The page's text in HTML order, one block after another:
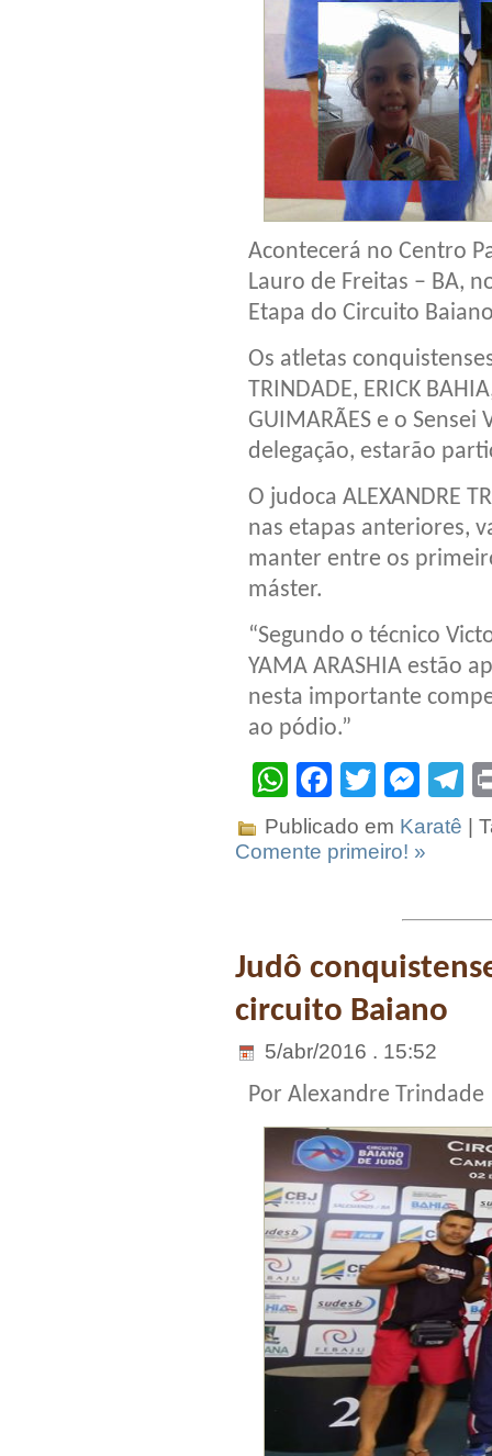
Acontecerá no Centro
Lauro de Freitas – BA,
Etapa do Circuito
Os atletas conquistenses
TRINDADE, ERICK
GUIMARÃES e o Sensei
delegação, estarão
O judoca ALEXANDRE
nas etapas anteriores,
manter entre os
máster.
“Segundo o técnico
YAMA ARASHIA estão
nesta importante
ao pódio.”
WhatsApp
Facebook
Twitter
Publicado em Karatê |
Comente primeiro! »
Judô
circuito Baiano
5/abr/2016 . 15:52
Por Alexandre Trindade